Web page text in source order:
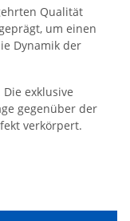
Qualität
um einen
Dynamik der
exklusive
gegenüber der
verkörpert.